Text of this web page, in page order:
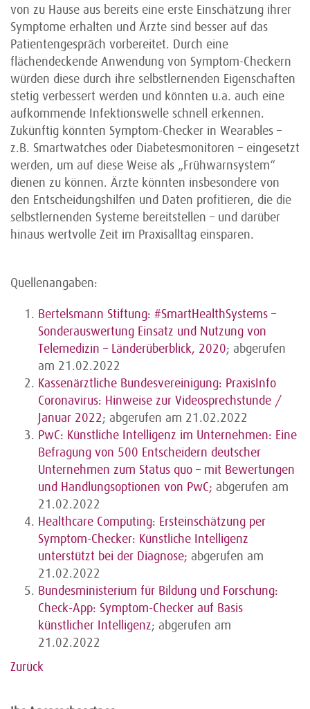
von zu Hause aus bereits eine erste Einschätzung ihrer
Symptome erhalten und Ärzte sind besser auf das
Patientengespräch vorbereitet. Durch eine
flächendeckende Anwendung von Symptom-Checkern
würden diese durch ihre selbstlernenden Eigenschaften
stetig verbessert werden und könnten u.a. auch eine
aufkommende Infektionswelle schnell erkennen.
Zukünftig könnten Symptom-Checker in Wearables –
z.B. Smartwatches oder Diabetesmonitoren – eingesetzt
werden, um auf diese Weise als „Frühwarnsystem“
dienen zu können. Ärzte könnten insbesondere von
den Entscheidungshilfen und Daten profitieren, die die
selbstlernenden Systeme bereitstellen – und darüber
hinaus wertvolle Zeit im Praxisalltag einsparen.
Quellenangaben:
Bertelsmann Stiftung: #SmartHealthSystems –
Sonderauswertung Einsatz und Nutzung von
Telemedizin – Länderüberblick, 2020; abgerufen
am 21.02.2022
Kassenärztliche Bundesvereinigung: PraxisInfo
Coronavirus: Hinweise zur Videosprechstunde /
Januar 2022; abgerufen am 21.02.2022
PwC: Künstliche Intelligenz im Unternehmen: Eine
Befragung von 500 Entscheidern deutscher
Unternehmen zum Status quo – mit Bewertungen
und Handlungsoptionen von PwC; abgerufen am
21.02.2022
Healthcare Computing: Ersteinschätzung per
Symptom-Checker: Künstliche Intelligenz
unterstützt bei der Diagnose; abgerufen am
21.02.2022
Bundesministerium für Bildung und Forschung:
Check-App: Symptom-Checker auf Basis
künstlicher Intelligenz; abgerufen am
21.02.2022
Zurück